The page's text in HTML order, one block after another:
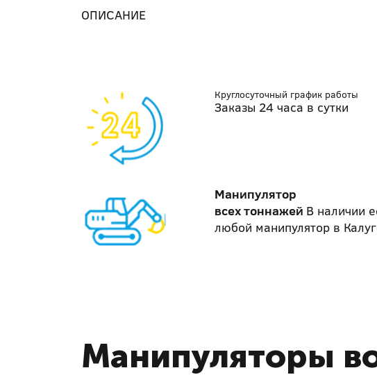
ОПИСАНИЕ
Круглосуточный график работы
Заказы 24 часа в сутки
Манипулятор
всех тоннажей В наличии
любой манипулятор в
Манипуляторы